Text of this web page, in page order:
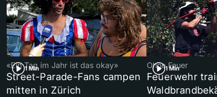
1 Min
«Ein Tag im Jahr ist das okay»
Street-Parade-Fans campen
mitten in Zürich
1 Min
Ohne Feuer
Feuerwehr